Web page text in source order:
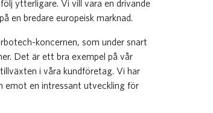
ytterligare. Vi vill vara en drivande
en bredare europeisk marknad.
koncernen, som under snart
Det är ett bra exempel på vår
i våra kundföretag. Vi har
emot en intressant utveckling för